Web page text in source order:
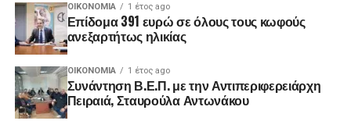
ΟΙΚΟΝΟΜΊΑ 1 έτος ago
Επίδομα 391 ευρώ σε όλους τους κωφούς
ανεξαρτήτως ηλικίας
ΟΙΚΟΝΟΜΊΑ 1 έτος ago
Συνάντηση Β.Ε.Π. με την Αντιπεριφερειάρχη
Πειραιά, Σταυρούλα Αντωνάκου